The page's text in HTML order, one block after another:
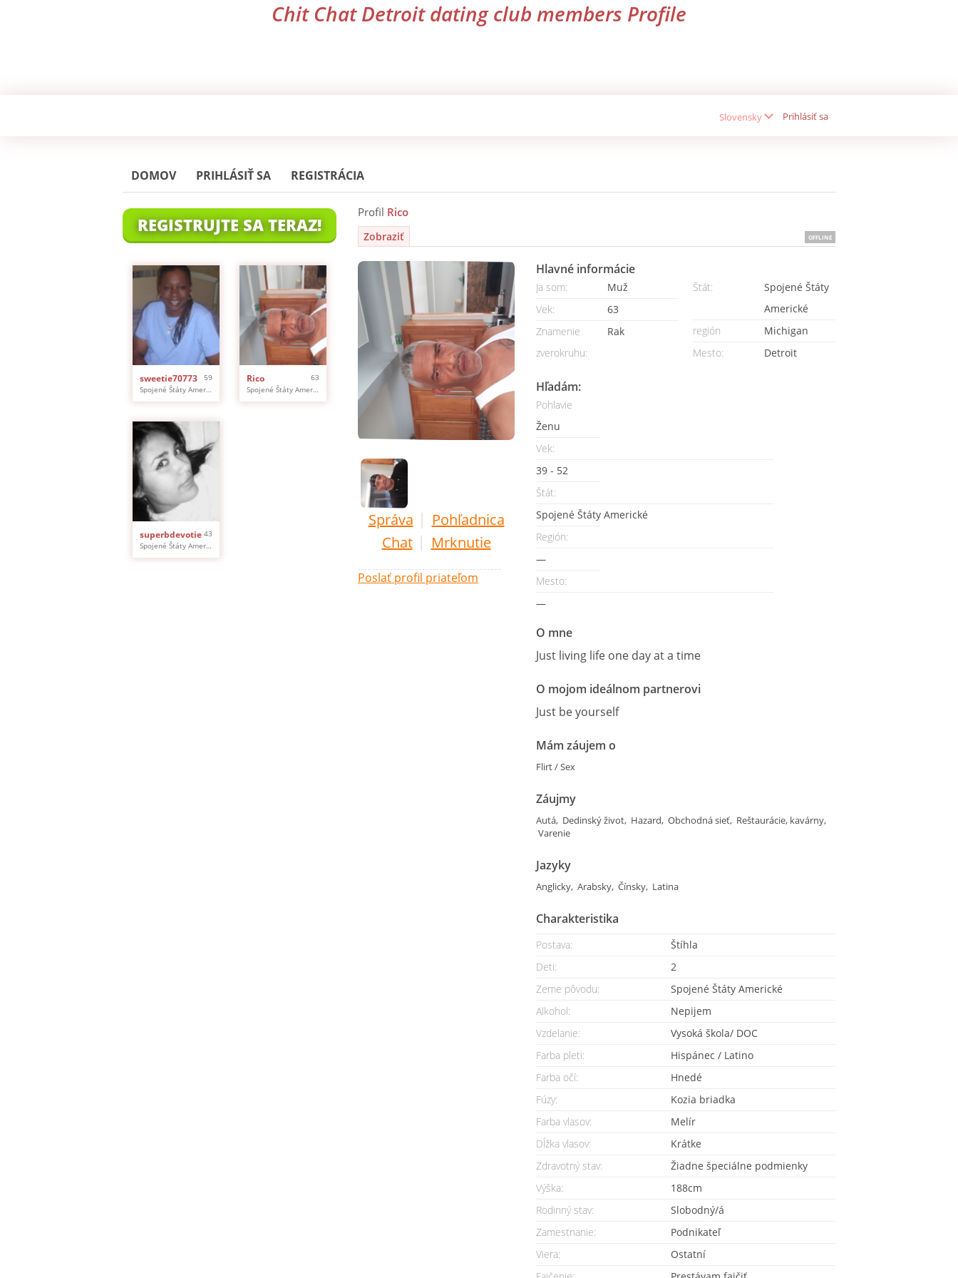
Chit Chat Detroit dating club members Profile
Slovensky Prihlásiť sa
DOMOV PRIHLÁSIŤ SA REGISTRÁCIA
REGISTRUJTE SA TERAZ!
sweetie70773
59
Spojené Štáty Americké, Detroit
Rico
63
Spojené Štáty Americké, Detroit
superbdevotie 43
Spojené Štáty Americké, Detroit
Profil Rico
Zobraziť OFFLINE
Správa | Pohľadnica
Chat| Mrknutie
Poslať profil priateľom
Hlavné informácie
Ja som:
Muž
Vek:
63
Znamenie
zverokruhu:
Rak
Štát:
Spojené Štáty
Americké
región
Michigan
Mesto:
Detroit
Hľadám:
Pohlavie
Ženu
Vek:
39 - 52
Štát:
Spojené Štáty Americké
Región:
—
Mesto:
—
O mne
Just living life one day at a time
O mojom ideálnom partnerovi
Just be yourself
Mám záujem o
Flirt / Sex
Záujmy
Autá, Dedinský život, Hazard, Obchodná sieť, Reštaurácie, kavárny,
Varenie
Jazyky
Anglicky, Arabsky, Čínsky, Latina
Charakteristika
Postava:
Štíhla
Deti:
2
Zeme pôvodu:
Spojené Štáty Americké
Alkohol:
Nepijem
Vzdelanie:
Vysoká škola/ DOC
Farba pleti:
Hispánec / Latino
Farba očí:
Hnedé
Fúzy:
Kozia briadka
Farba vlasov:
Melír
Dĺžka vlasov:
Krátke
Zdravotný stav:
Žiadne špeciálne podmienky
Výška:
188cm
Rodinný stav:
Slobodný/á
Zamestnanie:
Podnikateľ
Viera:
Ostatní